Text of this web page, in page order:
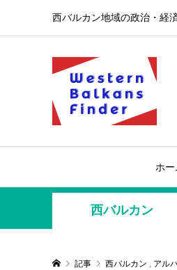
西バルカン地域の政治・経
ホー
西バルカン
記事 西バルカン アル